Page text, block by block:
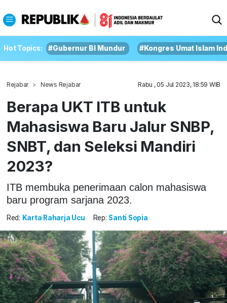
Hot Topics: #Gubernur BI Mundur #Kongres Umat Islam
Rejabar News Rejabar Rabu , 05 Jul 2023, 18:59 WIB
Berapa UKT ITB untuk
Mahasiswa Baru Jalur SNBP,
SNBT, dan Seleksi Mandiri
2023?
ITB membuka penerimaan calon mahasiswa
baru program sarjana 2023.
Red: Karta Raharja Ucu Rep: Santi Sopia